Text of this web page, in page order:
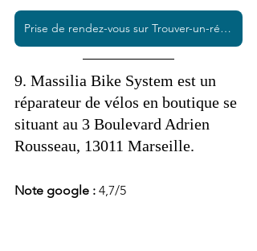
Prise de rendez-vous sur Trouver-un-réparateur.fr
9. Massilia Bike System est un
réparateur de vélos en boutique se
situant au 3 Boulevard Adrien
Rousseau, 13011 Marseille.
Note google : 4,7/5